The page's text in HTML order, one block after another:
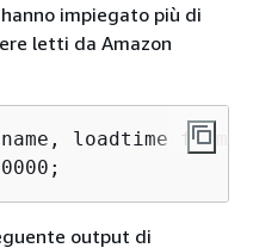
impiegato più di
letti da Amazon
name, loadtime
from
;
output di